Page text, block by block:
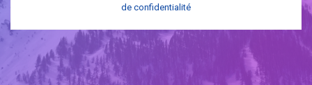
de confidentialité